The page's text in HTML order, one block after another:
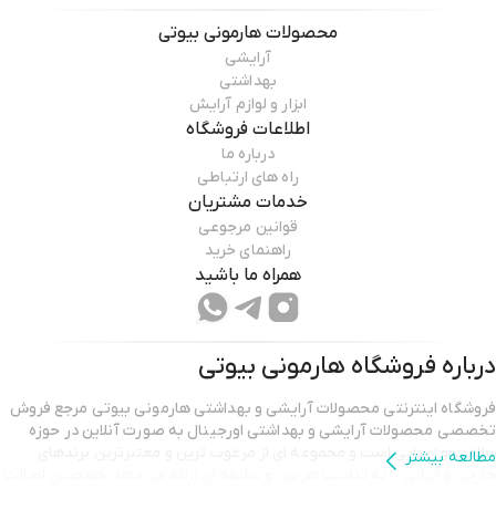
محصولات هارمونی بیوتی
آرایشی
بهداشتی
ابزار و لوازم آرایش
اطلاعات فروشگاه
درباره ما
راه های ارتباطی
خدمات مشتریان
قوانین مرجوعی
راهنمای خرید
همراه ما باشید
درباره فروشگاه هارمونی بیوتی
فروشگاه اینترنتی محصولات آرایشی و بهداشتی هارمونی بیوتی مرجع فروش
تخصصی محصولات آرایشی و بهداشتی اورجینال به صورت آنلاین در حوزه
سلامت و زیبایی است و مجموعه ای از مرغوب ترین و معتبرترین برندهای
خارجی و ایرانی را به تناسب هر سن و سلیقه ای ارائه می دهد. همچنین اصالت
مطالعه بیشتر